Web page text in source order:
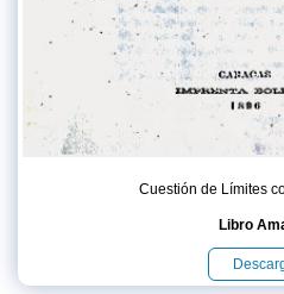
Cuestión de Límites
Libro